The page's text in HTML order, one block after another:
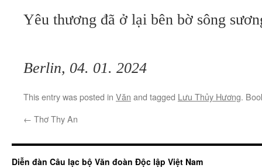
Yêu thương đã ở lại bên bờ sông
Berlin, 04. 01. 2024
This entry was posted in Văn and tagged Lưu Thủy Hương.
← Thơ Thy An
Diễn đàn Câu lạc bộ Văn đoàn Độc lập Việt Nam